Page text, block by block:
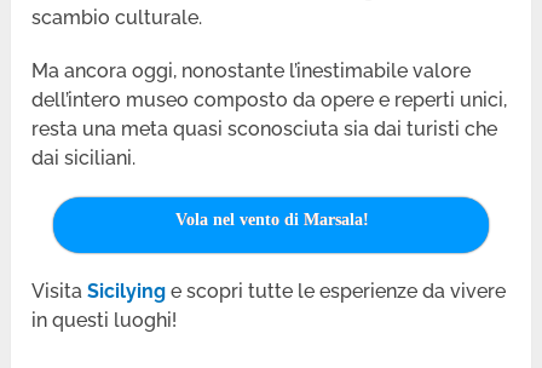
scambio culturale.
Ma ancora oggi, nonostante l’inestimabile valore
dell’intero museo composto da opere e reperti unici,
resta una meta quasi sconosciuta sia dai turisti che
dai siciliani.
Vola nel vento di Marsala!
VisitaSicilying e scopri tutte le esperienze da vivere
in questi luoghi!